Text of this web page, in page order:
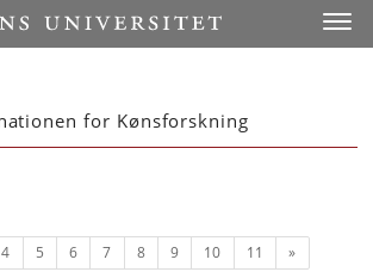
for Kønsforskning
4 5 6 7 8 9 10 11 Næste
»